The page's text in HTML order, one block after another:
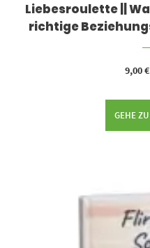
Liebesroulette ||
richtige
9,00€
GEHE